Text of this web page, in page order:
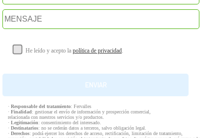
He leído y acepto la política de privacidad.
· Responsable del tratamiento: Fervalles
· Finalidad: gestionar el envío de información y prospección comercial,
relacionada con nuestros servicios y/o productos.
· Legitimación: consentimiento del interesado.
· Destinatarios: no se cederán datos a terceros, salvo obligación legal.
· Derechos: podrá ejercer los derechos de acceso, rectificación, limitación de tratamiento,